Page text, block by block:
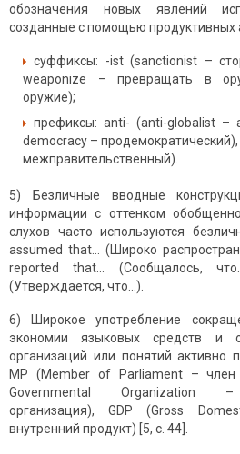
обозначения новых явлений
созданные с помощью продуктивных
суффиксы: -ist (sanctionist –
weaponize – превращать в
оружие);
префиксы: anti- (anti-globalist –
democracy –
межправительственный).
5) Безличные вводные
информации с оттенком
слухов часто используются
assumed that... (Широко
reported that... (Сообщалось,
(Утверждается, что...).
6) Широкое употребление
экономии языковых средств и
организаций или понятий активно
MP (Member of Parliament – член
Governmental Organization –
организация), GDP (Gross
внутренний продукт) [5, с. 44].